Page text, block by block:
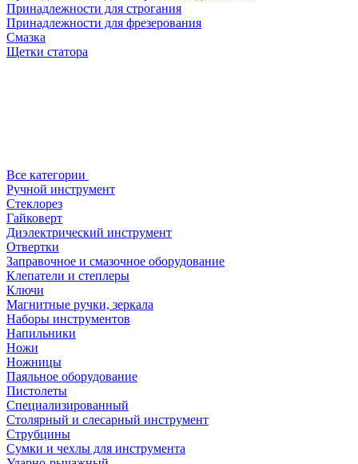
Принадлежности для строгания
Принадлежности для фрезерования
Смазка
Щетки статора
Все категории
Ручной инструмент
Стеклорез
Гайковерт
Диэлектрический инструмент
Отвертки
Заправочное и смазочное оборудование
Клепатели и степлеры
Ключи
Магнитные ручки, зеркала
Наборы инструментов
Напильники
Ножи
Ножницы
Паяльное оборудование
Пистолеты
Специализированный
Столярный и слесарный инструмент
Струбцины
Сумки и чехлы для инструмента